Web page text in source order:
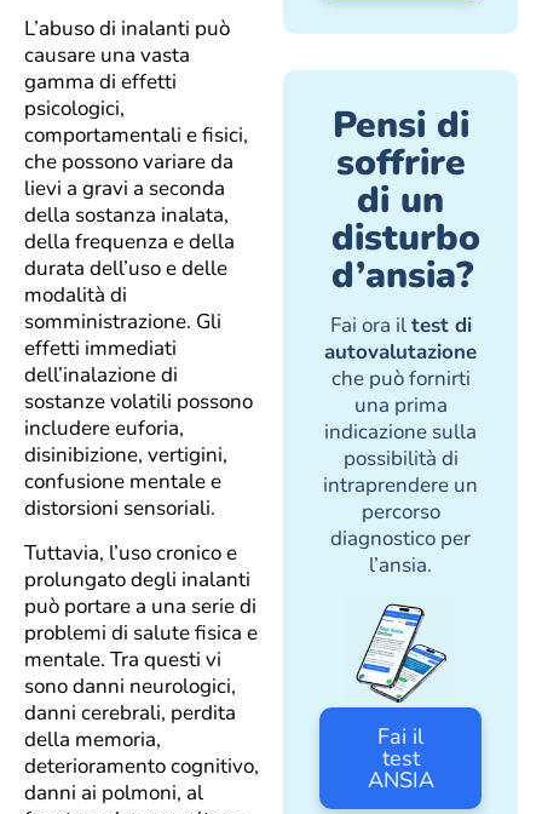
L’abuso di inalanti può
causare una vasta
gamma di effetti
psicologici,
comportamentali e fisici,
che possono variare da
lievi a gravi a seconda
della sostanza inalata,
della frequenza e della
durata dell’uso e delle
modalità di
somministrazione. Gli
effetti immediati
dell’inalazione di
sostanze volatili possono
includere euforia,
disinibizione, vertigini,
confusione mentale e
distorsioni sensoriali.
Tuttavia, l’uso cronico e
prolungato degli inalanti
può portare a una serie di
problemi di salute fisica e
mentale. Tra questi vi
sono danni neurologici,
danni cerebrali, perdita
della memoria,
deterioramento cognitivo,
danni ai polmoni, al
Pensi di
soffrire
di un
disturbo
d’ansia?
Fai ora iltest di
autovalutazione
che può fornirti
una prima
indicazione sulla
possibilità di
intraprendere un
percorso
diagnostico per
l’ansia.
Fai il
test
ANSIA